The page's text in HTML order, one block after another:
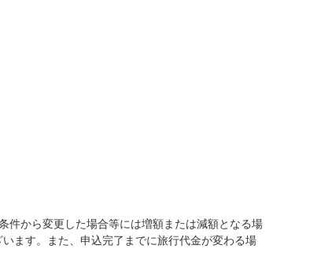
件から変更した場合等には増額または減額となる場
ます。また、申込完了までに旅行代金が変わる場